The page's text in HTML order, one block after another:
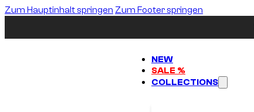
Zum Hauptinhalt springen Zum Footer springen
NEW
SALE %
COLLECTIONS